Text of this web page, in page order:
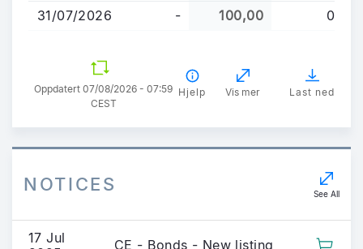
31/07/2026
- 100,00 0
Oppdatert 07/08/2026 - 07:59
CEST
Hjelp Vis mer Last ned
NOTICES See All
17 Jul
CE - Bonds - New listing